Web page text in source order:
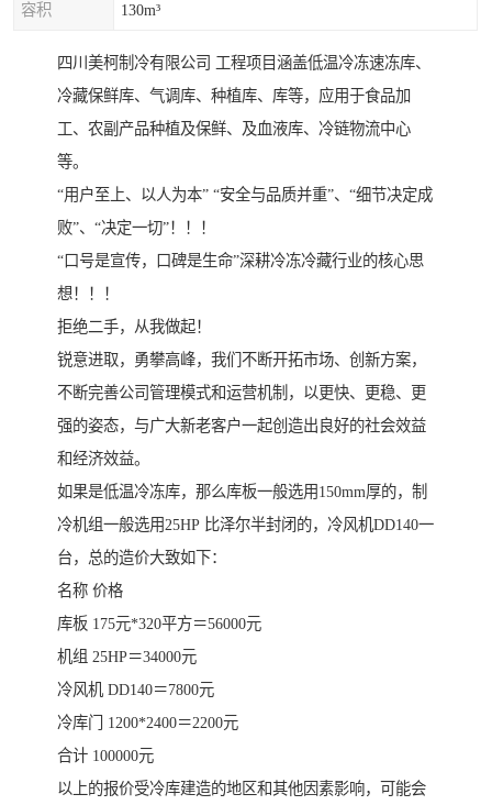
容积 130m³
四川美柯制冷有限公司 工程项目涵盖低温冷冻速冻库、
冷藏保鲜库、气调库、种植库、库等，应用于食品加
工、农副产品种植及保鲜、及血液库、冷链物流中心
等。
“用户至上、以人为本” “安全与品质并重”、“细节决定成
败”、“决定一切”！！！
“口号是宣传，口碑是生命”深耕冷冻冷藏行业的核心思
想！！！
拒绝二手，从我做起！
锐意进取，勇攀高峰，我们不断开拓市场、创新方案，
不断完善公司管理模式和运营机制，以更快、更稳、更
强的姿态，与广大新老客户一起创造出良好的社会效益
和经济效益。
如果是低温冷冻库，那么库板一般选用150mm厚的，制
冷机组一般选用25HP 比泽尔半封闭的，冷风机DD140一
台，总的造价大致如下：
名称 价格
库板 175元*320平方＝56000元
机组 25HP＝34000元
冷风机 DD140＝7800元
冷库门 1200*2400＝2200元
合计 100000元
以上的报价受冷库建造的地区和其他因素影响，可能会